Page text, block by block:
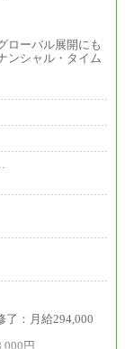
ローバル展開にも
ンシャル・タイム
了：月給294,000
円